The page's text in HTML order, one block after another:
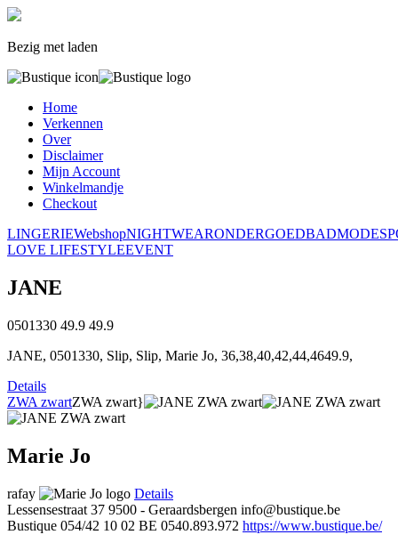
Bezig met laden
Home
Verkennen
Over
Disclaimer
Mijn Account
Winkelmandje
Checkout
LINGERIEWebshopNIGHTWEARONDERGOEDBADMODE
LOVE LIFESTYLEEVENT
JANE
0501330 49.9 49.9
JANE, 0501330, Slip, Slip, Marie Jo, 36,38,40,42,44,4649.9,
Details
ZWA zwartZWA zwart}
Marie Jo
rafay
Details
Lessensestraat 37 9500 - Geraardsbergen info@bustique.be
Bustique 054/42 10 02 BE 0540.893.972 https://www.bustique.be/